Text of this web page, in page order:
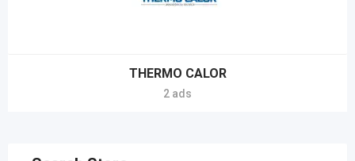
THERMO CALOR
2 ads